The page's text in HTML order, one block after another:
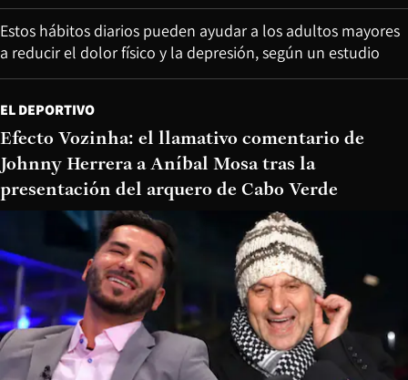
Estos hábitos diarios pueden ayudar a los adultos mayores
a reducir el dolor físico y la depresión, según un estudio
EL DEPORTIVO
Efecto Vozinha: el llamativo comentario de
Johnny Herrera a Aníbal Mosa tras la
presentación del arquero de Cabo Verde